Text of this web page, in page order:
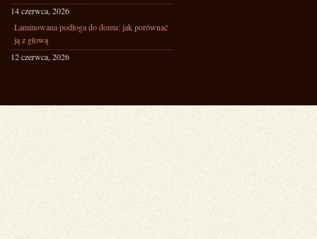
14 czerwca, 2026
Laminowana podłoga do domu: jak porównać
ją z głową
12 czerwca, 2026